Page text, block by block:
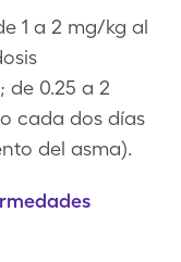
1 a 2 mg/kg al
de 0.25 a 2
cada dos días
del asma).